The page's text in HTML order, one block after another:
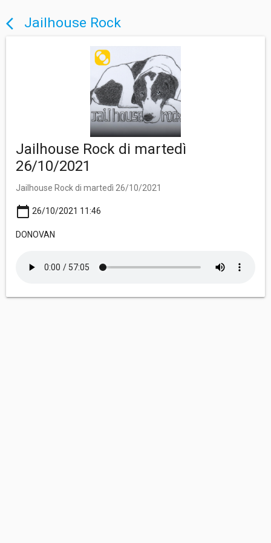
arrow_back_ios Jailhouse Rock
Jailhouse Rock di martedì
26/10/2021
Jailhouse Rock di martedì 26/10/2021
calendar_today 26/10/2021 11:46
DONOVAN